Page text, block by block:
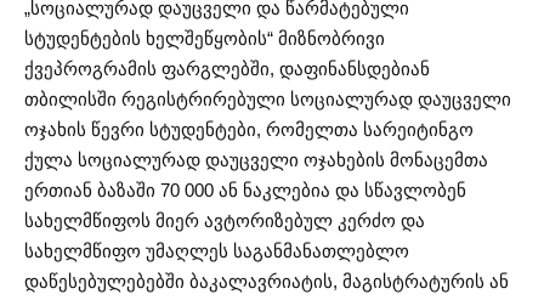
„სოციალურად დაუცველი და წარმატებული
სტუდენტების ხელშეწყობის“ მიზნობრივი
ქვეპროგრამის ფარგლებში, დაფინანსდებიან
თბილისში რეგისტრირებული სოციალურად დაუცველი
ოჯახის წევრი სტუდენტები, რომელთა სარეიტინგო
ქულა სოციალურად დაუცველი ოჯახების მონაცემთა
ერთიან ბაზაში 70 000 ან ნაკლებია და სწავლობენ
სახელმწიფოს მიერ ავტორიზებულ კერძო და
სახელმწიფო უმაღლეს საგანმანათლებლო
დაწესებულებებში ბაკალავრიატის, მაგისტრატურის ან